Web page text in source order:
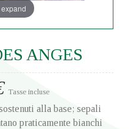
ANGES
Tasse incluse
alla base; sepali
praticamente bianchi